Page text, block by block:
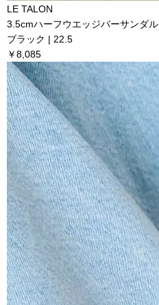
LE TALON
3.5cmハーフウエッジバーサンダル
ブラック | 22.5
￥8,085